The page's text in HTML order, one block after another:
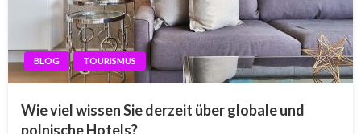
BLOG TOURISMUS
Wie viel wissen Sie derzeit über globale und
polnische Hotels?